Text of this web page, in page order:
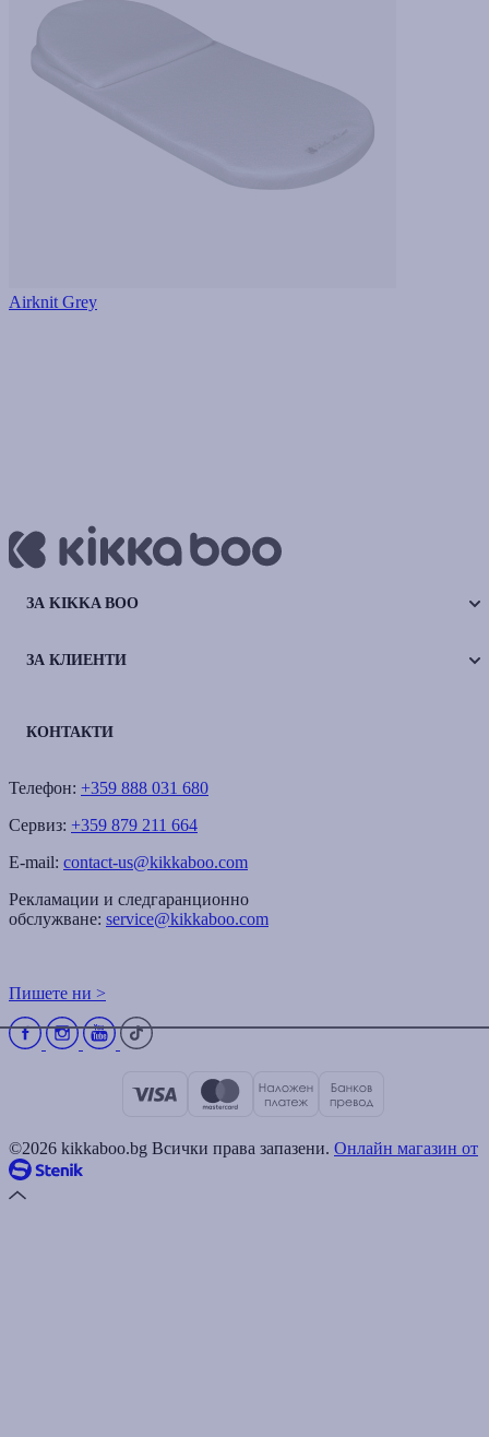
Airknit Grey
ЗА KIKKA BOO
ЗА КЛИЕНТИ
КОНТАКТИ
Телефон: +359 888 031 680
Сервиз: +359 879 211 664
E-mail: contact-us@kikkaboo.com
Рекламации и следгаранционно
обслужване: service@kikkaboo.com
Пишете ни >
©2026 kikkaboo.bg Всички права запазени. Онлайн магазин от